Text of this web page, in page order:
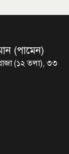
কোরিয়ার
যাত্রা শুরু
(পামেন)
(১২ তলা), ৩৩